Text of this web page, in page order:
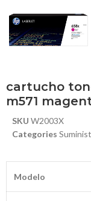
cartucho
m571
SKU W2003X
Categories
Modelo